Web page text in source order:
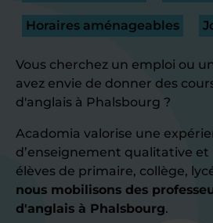
Horaires aménageables
Vous cherchez un emploi ou
avez envie de donner des
d'anglais à Phalsbourg ?
Acadomia valorise une
d’enseignement qualitative
élèves de primaire, collège,
nous mobilisons des
d'anglais à Phalsbourg.